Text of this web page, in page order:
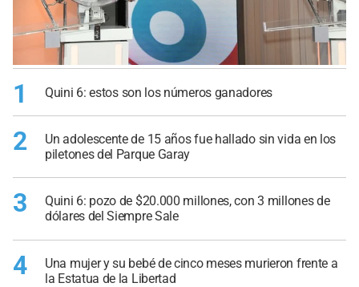
1 Quini 6: estos son los números ganadores
2
Un adolescente de 15 años fue hallado sin vida en los
piletones del Parque Garay
3
Quini 6: pozo de $20.000 millones, con 3 millones de
dólares del Siempre Sale
4
Una mujer y su bebé de cinco meses murieron frente a
la Estatua de la Libertad